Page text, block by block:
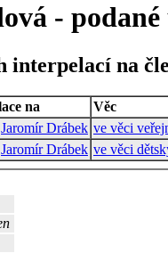
-
interpelací na
na
Věc
Jaromír Drábek ve věci
Jaromír Drábek ve věci